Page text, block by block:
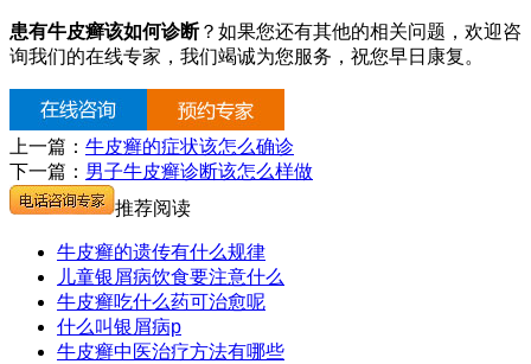
患有牛皮癣该如何诊断？如果您还有其他的相关问题，欢迎咨
询我们的在线专家，我们竭诚为您服务，祝您早日康复。
上一篇： 牛皮癣的症状该怎么确诊
下一篇： 男子牛皮癣诊断该怎么样做
推荐阅读
牛皮癣的遗传有什么规律
儿童银屑病饮食要注意什么
牛皮癣吃什么药可治愈呢
什么叫银屑病p
牛皮癣中医治疗方法有哪些